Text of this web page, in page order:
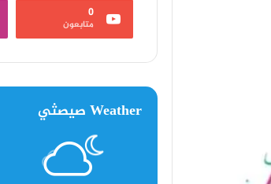
0
متابعون
Weather صيصثي